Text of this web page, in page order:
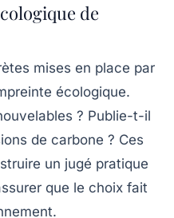
de
mises en place par
écologique.
? Publie-t-il
de carbone ? Ces
un jugé pratique
que le choix fait